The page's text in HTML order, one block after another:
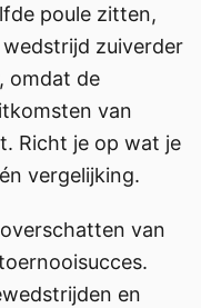
poule zitten,
zuiverder
omdat de
van
Richt je op wat je
vergelijking.
van
en